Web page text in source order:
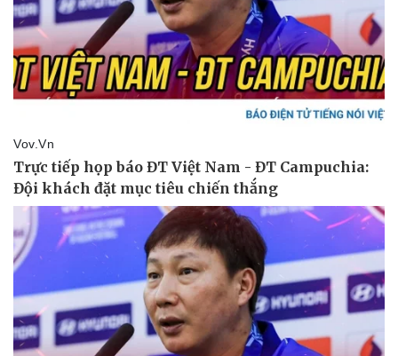
Doanh nghiệp
Doanh nhân
Vì cộng đồng
Công nghệ
Sành điệu
Chuyển đổi số